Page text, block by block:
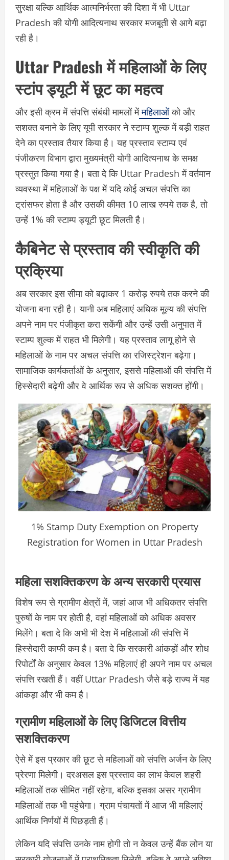
सुरक्षा बल्कि आर्थिक आत्मनिर्भरता की दिशा में भी Uttar
Pradesh की योगी आदित्यनाथ सरकार मजबूती से आगे बढ़ा
रही है।
Uttar Pradesh में महिलाओं के लिए
स्टांप ड्यूटी में छूट का महत्व
और इसी क्रम में संपत्ति संबंधी मामलों मेंमहिलाओंको और
सशक्त बनाने के लिए यूपी सरकार ने स्टाम्प शुल्क में बड़ी राहत
देने का प्रस्ताव तैयार किया है। यह प्रस्ताव स्टाम्प एवं
पंजीकरण विभाग द्वारा मुख्यमंत्री योगी आदित्यनाथ के समक्ष
प्रस्तुत किया गया है। बता दे कि Uttar Pradesh में वर्तमान
व्यवस्था में महिलाओं के पक्ष में यदि कोई अचल संपत्ति का
ट्रांसफर होता है और उसकी कीमत 10 लाख रुपये तक है, तो
उन्हें 1% की स्टाम्प ड्यूटी छूट मिलती है।
कैबिनेट से प्रस्ताव की स्वीकृति की
प्रक्रिया
अब सरकार इस सीमा को बढ़ाकर 1 करोड़ रुपये तक करने की
योजना बना रही है। यानी अब महिलाएं अधिक मूल्य की संपत्ति
अपने नाम पर पंजीकृत करा सकेंगी और उन्हें उसी अनुपात में
स्टाम्प शुल्क में राहत भी मिलेगी। यह प्रस्ताव लागू होने से
महिलाओं के नाम पर अचल संपत्ति का रजिस्ट्रेशन बढ़ेगा।
सामाजिक कार्यकर्ताओं के अनुसार, इससे महिलाओं की संपत्ति में
हिस्सेदारी बढ़ेगी और वे आर्थिक रूप से अधिक सशक्त होंगी।
1% Stamp Duty Exemption on Property
Registration for Women in Uttar Pradesh
महिला सशक्तिकरण के अन्य सरकारी प्रयास
विशेष रूप से ग्रामीण क्षेत्रों में, जहां आज भी अधिकतर संपत्ति
पुरुषों के नाम पर होती है, वहां महिलाओं को अधिक अवसर
मिलेंगे। बता दे कि अभी भी देश में महिलाओं की संपत्ति में
हिस्सेदारी काफी कम है। बता दे कि सरकारी आंकड़ों और शोध
रिपोर्टों के अनुसार केवल 13% महिलाएं ही अपने नाम पर अचल
संपत्ति रखती हैं। वहीं Uttar Pradesh जैसे बड़े राज्य में यह
आंकड़ा और भी कम है।
ग्रामीण महिलाओं के लिए डिजिटल वित्तीय
सशक्तिकरण
ऐसे में इस प्रकार की छूट से महिलाओं को संपत्ति अर्जन के लिए
प्रेरणा मिलेगी। दरअसल इस प्रस्ताव का लाभ केवल शहरी
महिलाओं तक सीमित नहीं रहेगा, बल्कि इसका असर ग्रामीण
महिलाओं तक भी पहुंचेगा। ग्राम पंचायतों में आज भी महिलाएं
आर्थिक निर्णयों में पिछड़ती हैं।
लेकिन यदि संपत्ति उनके नाम होगी तो न केवल उन्हें बैंक लोन या